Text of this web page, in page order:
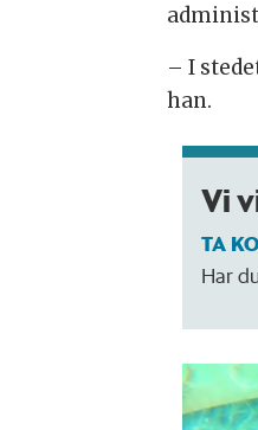
– I
han.
Vi
TA
Har